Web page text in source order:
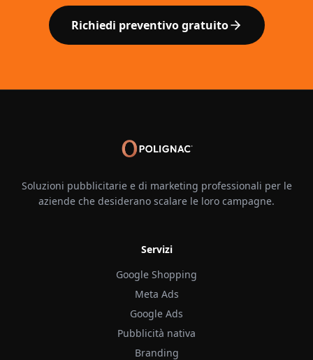
Richiedi preventivo gratuito
Soluzioni pubblicitarie e di marketing professionali per le
aziende che desiderano scalare le loro campagne.
Servizi
Google Shopping
Meta Ads
Google Ads
Pubblicità nativa
Branding